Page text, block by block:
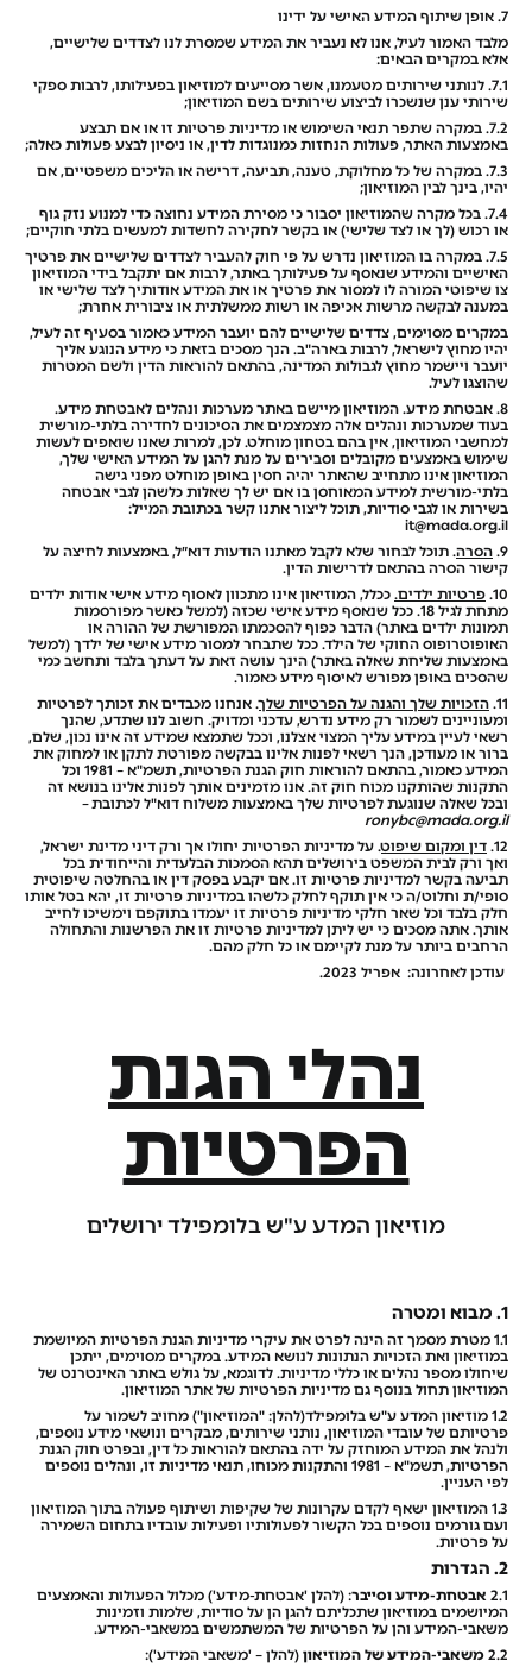
7. אופן שיתוף המידע האישי על ידינו
מלבד האמור לעיל, אנו לא נעביר את המידע שמסרת לנו לצדדים שלישיים,
אלא במקרים הבאים:
7.1. לנותני שירותים מטעמנו, אשר מסייעים למוזיאון בפעילותו, לרבות ספקי
שירותי ענן שנשכרו לביצוע שירותים בשם המוזיאון;
7.2. במקרה שתפר תנאי השימוש או מדיניות פרטיות זו או אם תבצע
באמצעות האתר, פעולות הנחזות כמנוגדות לדין, או ניסיון לבצע פעולות כאלה;
7.3. במקרה של כל מחלוקת, טענה, תביעה, דרישה או הליכים משפטיים, אם
יהיו, בינך לבין המוזיאון;
7.4. בכל מקרה שהמוזיאון יסבור כי מסירת המידע נחוצה כדי למנוע נזק גוף
או רכוש (לך או לצד שלישי) או בקשר לחקירה לחשדות למעשים בלתי חוקיים;
7.5. במקרה בו המוזיאון נדרש על פי חוק להעביר לצדדים שלישיים את פרטיך
האישיים והמידע שנאסף על פעילותך באתר, לרבות אם יתקבל בידי המוזיאון
צו שיפוטי המורה לו למסור את פרטיך או את המידע אודותיך לצד שלישי או
במענה לבקשה מרשות אכיפה או רשות ממשלתית או ציבורית אחרת;
במקרים מסוימים, צדדים שלישיים להם יועבר המידע כאמור בסעיף זה לעיל,
יהיו מחוץ לישראל, לרבות בארה"ב. הנך מסכים בזאת כי מידע הנוגע אליך
יועבר ויישמר מחוץ לגבולות המדינה, בהתאם להוראות הדין ולשם המטרות
שהוצגו לעיל.
8. אבטחת מידע. המוזיאון מיישם באתר מערכות ונהלים לאבטחת מידע.
בעוד שמערכות ונהלים אלה מצמצמים את הסיכונים לחדירה בלתי-מורשית
למחשבי המוזיאון, אין בהם בטחון מוחלט. לכן, למרות שאנו שואפים לעשות
שימוש באמצעים מקובלים וסבירים על מנת להגן על המידע האישי שלך,
המוזיאון אינו מתחייב שהאתר יהיה חסין באופן מוחלט מפני גישה
בלתי-מורשית למידע המאוחסן בו אם יש לך שאלות כלשהן לגבי אבטחה
בשירות או לגבי סודיות, תוכל ליצור אתנו קשר בכתובת המייל:
it@mada.org.il
9. הסרה. תוכל לבחור שלא לקבל מאתנו הודעות דוא״ל, באמצעות לחיצה על
קישור הסרה בהתאם לדרישות הדין.
10. פרטיות ילדים. ככלל, המוזיאון אינו מתכוון לאסוף מידע אישי אודות ילדים
מתחת לגיל 18. ככל שנאסף מידע אישי שכזה (למשל כאשר מפורסמות
תמונות ילדים באתר) הדבר כפוף להסכמתו המפורשת של ההורה או
האופוטרופוס החוקי של הילד. ככל שתבחר למסור מידע אישי של ילדך (למשל
באמצעות שליחת שאלה באתר) הינך עושה זאת על דעתך בלבד ותחשב כמי
שהסכים באופן מפורש לאיסוף מידע כאמור.
11. הזכויות שלך והגנה על הפרטיות שלך. אנחנו מכבדים את זכותך לפרטיות
ומעוניינים לשמור רק מידע נדרש, עדכני ומדויק. חשוב לנו שתדע, שהנך
רשאי לעיין במידע עליך המצוי אצלנו, וככל שתמצא שמידע זה אינו נכון, שלם,
ברור או מעודכן, הנך רשאי לפנות אלינו בבקשה מפורטת לתקן או למחוק את
המידע כאמור, בהתאם להוראות חוק הגנת הפרטיות, תשמ"א – 1981 וכל
התקנות שהותקנו מכוח חוק זה. אנו מזמינים אותך לפנות אלינו בנושא זה
ובכל שאלה שנוגעת לפרטיות שלך באמצעות משלוח דוא"ל לכתובת–
ronybc@mada.org.il
12. דין ומקום שיפוט. על מדיניות הפרטיות יחולו אך ורק דיני מדינת ישראל,
ואך ורק לבית המשפט בירושלים תהא הסמכות הבלעדית והייחודית בכל
תביעה בקשר למדיניות פרטיות זו. אם יקבע בפסק דין או בהחלטה שיפוטית
סופי/ת וחלוט/ה כי אין תוקף לחלק כלשהו במדיניות פרטיות זו, יהא בטל אותו
חלק בלבד וכל שאר חלקי מדיניות פרטיות זו יעמדו בתוקפם וימשיכו לחייב
אותך. אתה מסכים כי יש ליתן למדיניות פרטיות זו את הפרשנות והתחולה
הרחבים ביותר על מנת לקיימם או כל חלק מהם.
עודכן לאחרונה: אפריל 2023.
נהלי הגנת
הפרטיות
מוזיאון המדע ע"ש בלומפילד ירושלים
1. מבוא ומטרה
1.1 מטרת מסמך זה הינה לפרט את עיקרי מדיניות הגנת הפרטיות המיושמת
במוזיאון ואת הזכויות הנתונות לנושא המידע. במקרים מסוימים, ייתכן
שיחולו מספר נהלים או כללי מדיניות. לדוגמא, על גולש באתר האינטרנט של
המוזיאון תחול בנוסף גם מדיניות הפרטיות של אתר המוזיאון.
1.2 מוזיאון המדע ע"ש בלומפילד(להלן: "המוזיאון") מחויב לשמור על
פרטיותם של עובדי המוזיאון, נותני שירותים, מבקרים ונושאי מידע נוספים,
ולנהל את המידע המוחזק על ידה בהתאם להוראות כל דין, ובפרט חוק הגנת
הפרטיות, תשמ"א – 1981 והתקנות מכוחו, תנאי מדיניות זו, ונהלים נוספים
לפי העניין.
1.3 המוזיאון ישאף לקדם עקרונות של שקיפות ושיתוף פעולה בתוך המוזיאון
ועם גורמים נוספים בכל הקשור לפעולותיו ופעילות עובדיו בתחום השמירה
על פרטיות.
2. הגדרות
2.1 אבטחת-מידע וסייבר: (להלן 'אבטחת-מידע') מכלול הפעולות והאמצעים
המיושמים במוזיאון שתכליתם להגן הן על סודיות, שלמות וזמינות
משאבי-המידע והן על הפרטיות של המשתמשים במשאבי-המידע.
2.2 משאבי-המידע של המוזיאון (להלן – 'משאבי המידע'):